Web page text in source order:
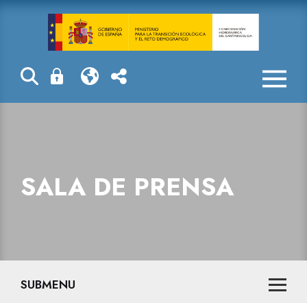
Jornadas de
SALA DE PRENSA
SUBMENU